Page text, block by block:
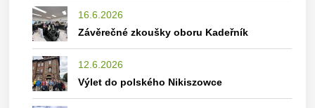
16.6.2026
Závěrečné zkoušky oboru Kadeřník
12.6.2026
Výlet do polského Nikiszowce